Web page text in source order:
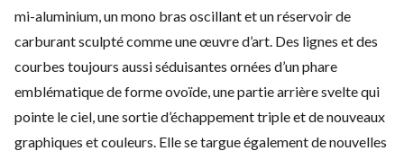
mi-aluminium, un mono bras oscillant et un réservoir de
carburant sculpté comme une œuvre d’art. Des lignes et des
courbes toujours aussi séduisantes ornées d’un phare
emblématique de forme ovoïde, une partie arrière svelte qui
pointe le ciel, une sortie d’échappement triple et de nouveaux
graphiques et couleurs. Elle se targue également de nouvelles